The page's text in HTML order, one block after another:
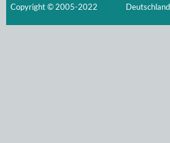
Copyright © 2005-2022
Deutschland